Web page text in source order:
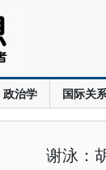
政治学 国际关
谢泳：